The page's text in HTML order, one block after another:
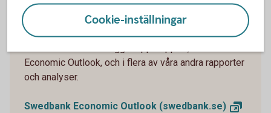
som mäter de nordiska och baltiska ländernas
framsteg mot att uppnå FN:s mål för hållbar
utveckling. Hållbarhetsfrågor är ett fast inslag i vår
Economic Outlook, och i flera av våra andra rapporter
och analyser.
Swedbank Economic Outlook (swedbank.se)
Cookie-inställningar